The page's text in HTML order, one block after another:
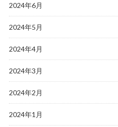
2024年6月
2024年5月
2024年4月
2024年3月
2024年2月
2024年1月